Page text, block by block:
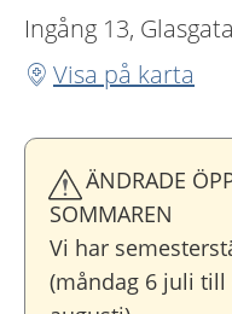
Ingång 13,
Visa på karta
ÄNDRADE
SOMMAREN
Vi har
(måndag 6 juli